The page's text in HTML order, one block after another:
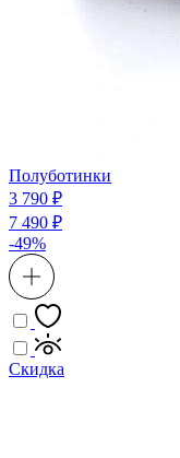
Полуботинки
3 790 ₽
7 490 ₽
-49%
Скидка